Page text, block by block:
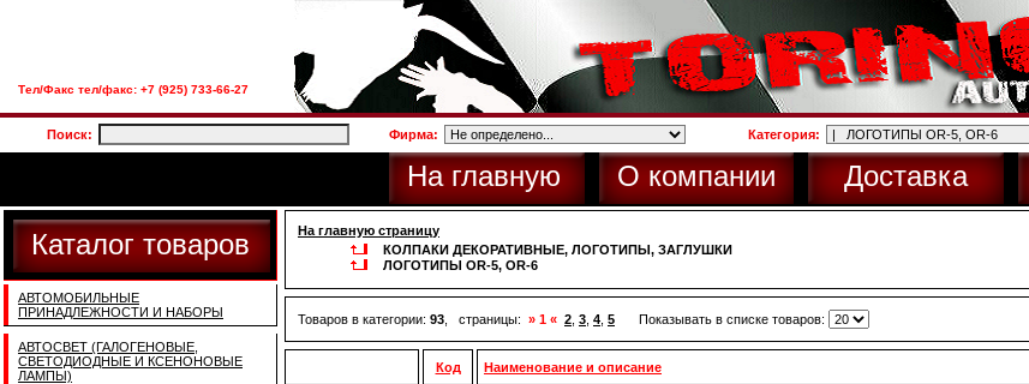
Тел/Факс тел/факс: +7 (925) 733-66-27
Поиск: Фирма: Категория:
На главную О компании Доставка
Каталог товаров
АВТОМОБИЛЬНЫЕ
ПРИНАДЛЕЖНОСТИ И НАБОРЫ
АВТОСВЕТ (ГАЛОГЕНОВЫЕ,
СВЕТОДИОДНЫЕ И КСЕНОНОВЫЕ
ЛАМПЫ)
На главную страницу
КОЛПАКИ ДЕКОРАТИВНЫЕ, ЛОГОТИПЫ, ЗАГЛУШКИ
ЛОГОТИПЫ OR-5, OR-6
Товаров в категории: 93 , страницы: » 1 « 2 3 4 5 Показывать в списке товаров:
Код Наименование и описание